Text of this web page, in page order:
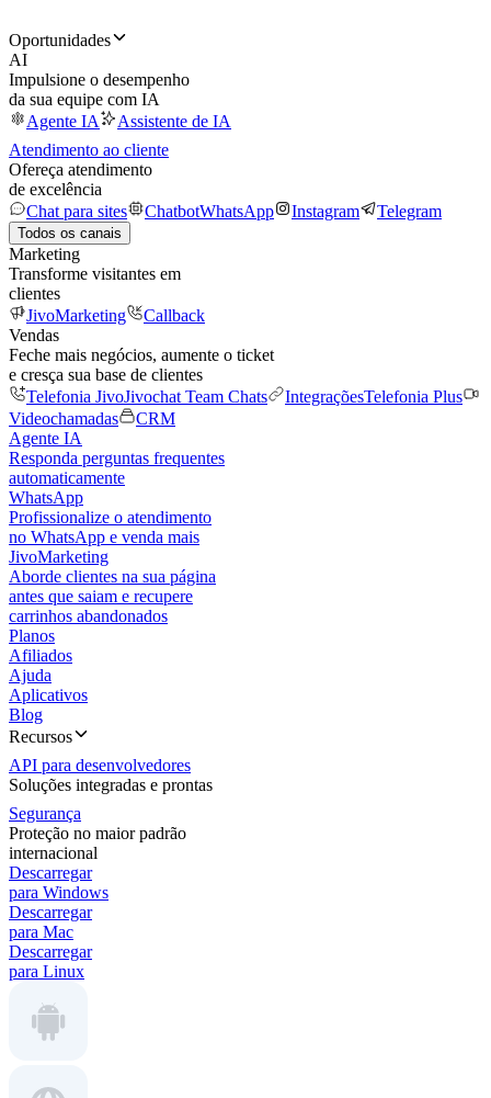
Oportunidades
AI
Impulsione o desempenho
da sua equipe com IA
Agente IA
Assistente de IA
Atendimento ao cliente
Ofereça atendimento
de excelência
Chat para sites
ChatbotWhatsApp Instagram Telegram
Todos os canais
Marketing
Transforme visitantes em
clientes
JivoMarketing
Callback
Vendas
Feche mais negócios, aumente o ticket
e cresça sua base de clientes
Telefonia JivoJivochat Team Chats IntegraçõesTelefonia Plus
Videochamadas
CRM
Agente IA
Responda perguntas frequentes
automaticamente
WhatsApp
Profissionalize o atendimento
no WhatsApp e venda mais
JivoMarketing
Aborde clientes na sua página
antes que saiam e recupere
carrinhos abandonados
Planos
Afiliados
Ajuda
Aplicativos
Blog
Recursos
API para desenvolvedores
Soluções integradas e prontas
Segurança
Proteção no maior padrão
internacional
Descarregar
para Windows
Descarregar
para Mac
Descarregar
para Linux